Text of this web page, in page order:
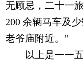
无顾忌，二十一
200 余辆马车及
老爷庙附近。”
以上是一一五